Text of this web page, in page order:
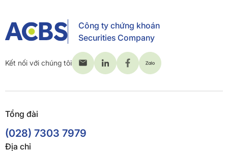
Công ty chứng khoán
Securities Company
Kết nối với chúng tôi
Tổng đài
(028) 7303 7979
Địa chỉ